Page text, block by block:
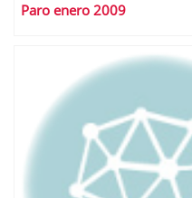
Paro enero 2009